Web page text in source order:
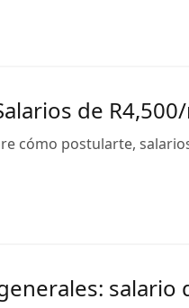
de
cómo postularte,
salario